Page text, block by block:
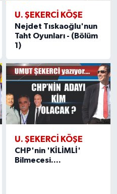
U. ŞEKERCI KÖŞE
Nejdet Tıskaoğlu'nun
Taht Oyunları - (Bölüm
1)
U. ŞEKERCI KÖŞE
CHP'nin 'KİLİMLİ'
Bilmecesi....